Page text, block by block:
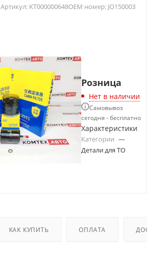
Артикул: KT000000648OEM номер: JO150003
Розница
Нет в наличии
Самовывоз
сегодня - бесплатно
Характеристики
Категории —
Детали для ТО
КАК КУПИТЬ ОПЛАТА